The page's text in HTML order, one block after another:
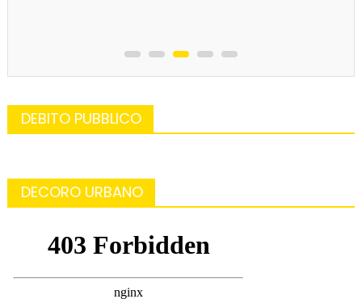
DEBITO PUBBLICO
DECORO URBANO